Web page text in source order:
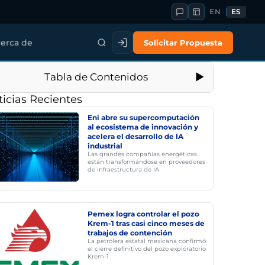
EN ES
de Solicitar Propuesta
Tabla de Contenidos
Recientes
Eni abre su supercomputación
al ecosistema de innovación y
acelera el desarrollo de IA
industrial
Las grandes compañías energéticas
están transformándose en proveedores
de infraestructura de IA
Pemex logra controlar el pozo
Krem-1 tras casi cinco meses de
trabajos de contención
La petrolera estatal mexicana confirmó
el cierre definitivo del pozo exploratorio
Krem-1